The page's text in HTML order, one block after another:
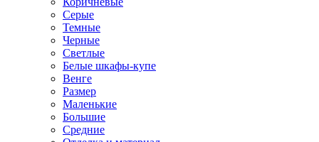
Серые
Темные
Черные
Светлые
Белые шкафы-купе
Венге
Размер
Маленькие
Большие
Средние